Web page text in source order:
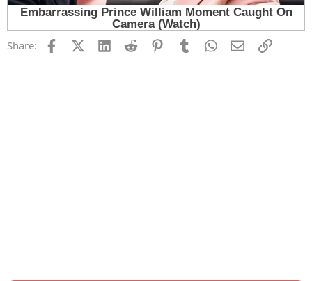
Share: FacebookX (Twitter)
LinkedInReddit PinterestTumblrWhatsApp
EmailLink